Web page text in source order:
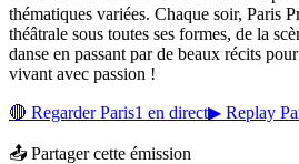
thématiques variées. Chaque soir, Paris
théâtrale sous toutes ses formes, de la
danse en passant par de beaux récits
vivant avec passion !
🔴 RegarderParis1 en direct▶ Replay
📤 Partager cette émission